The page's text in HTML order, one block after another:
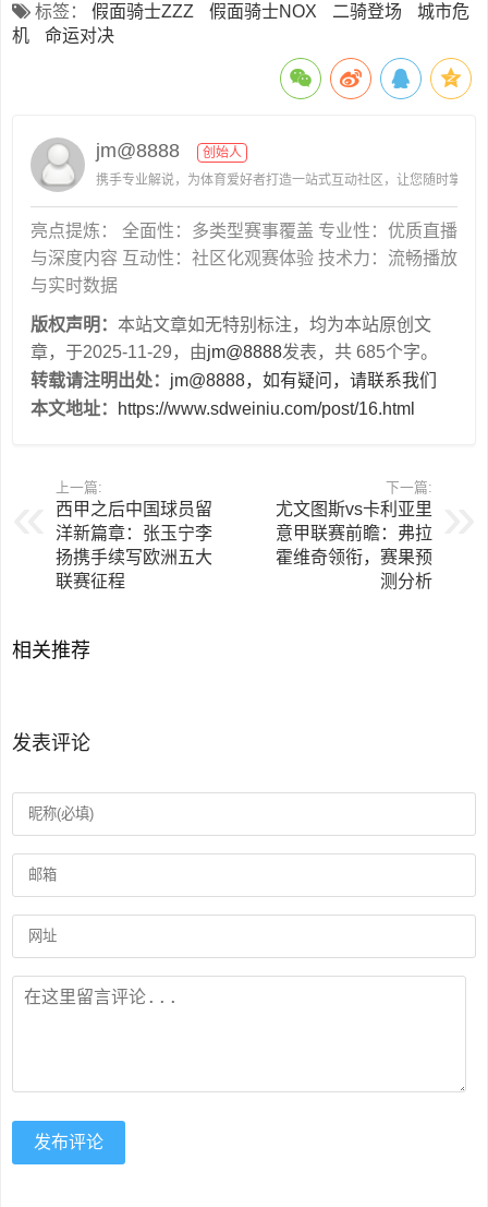
标签： 假面骑士ZZZ 假面骑士NOX 二骑登场
城市危
机
命运对决
jm@8888
创始人
携手专业解说，为体育爱好者打造一站式互动社区，让您随时掌握
亮点提炼： 全面性：多类型赛事覆盖 专业性：优质直播
与深度内容 互动性：社区化观赛体验 技术力：流畅播放
与实时数据
版权声明： 本站文章如无特别标注，均为本站原创文
章，于2025-11-29，由jm@8888发表，共 685个字。
转载请注明出处： jm@8888，如有疑问，请联系我们
本文地址：
https://www.sdweiniu.com/post/16.html
上一篇:
西甲之后中国球员留
洋新篇章：张玉宁李
扬携手续写欧洲五大
联赛征程
下一篇:
尤文图斯vs卡利亚里
意甲联赛前瞻：弗拉
霍维奇领衔，赛果预
测分析
相关推荐
发表评论
发布评论